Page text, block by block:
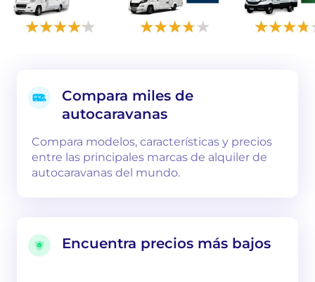
Compara miles de
autocaravanas
Compara modelos, características y precios
entre las principales marcas de alquiler de
autocaravanas del mundo.
Encuentra precios más bajos